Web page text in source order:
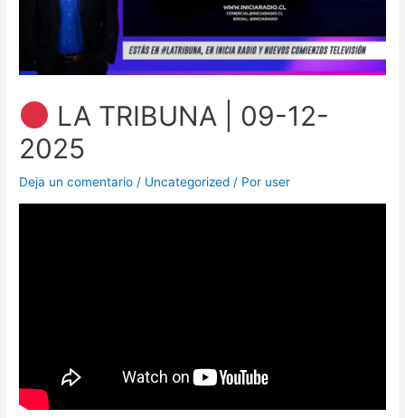
LA TRIBUNA | 09-12-
2025
Deja un comentario / Uncategorized / Por user